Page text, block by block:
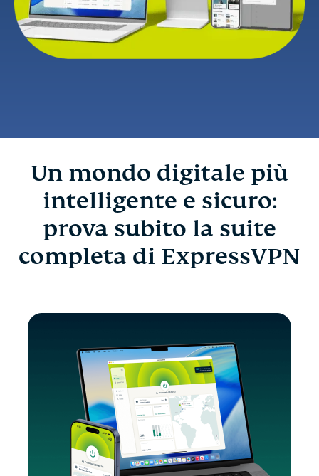
Un mondo digitale più
intelligente e sicuro:
prova subito la suite
completa di ExpressVPN